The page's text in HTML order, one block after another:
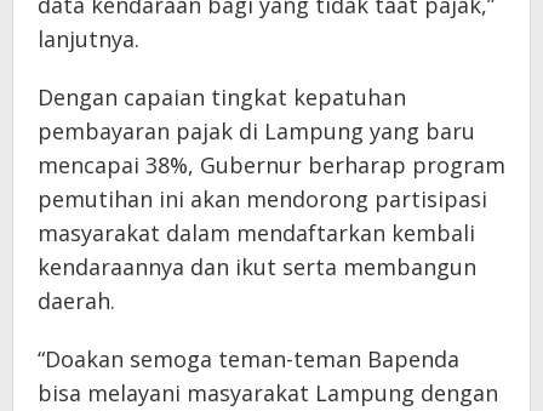
lanjutnya.
Dengan capaian tingkat kepatuhan
pembayaran pajak di Lampung yang baru
mencapai 38%, Gubernur berharap program
pemutihan ini akan mendorong partisipasi
masyarakat dalam mendaftarkan kembali
kendaraannya dan ikut serta membangun
daerah.
“Doakan semoga teman-teman Bapenda
bisa melayani masyarakat Lampung dengan